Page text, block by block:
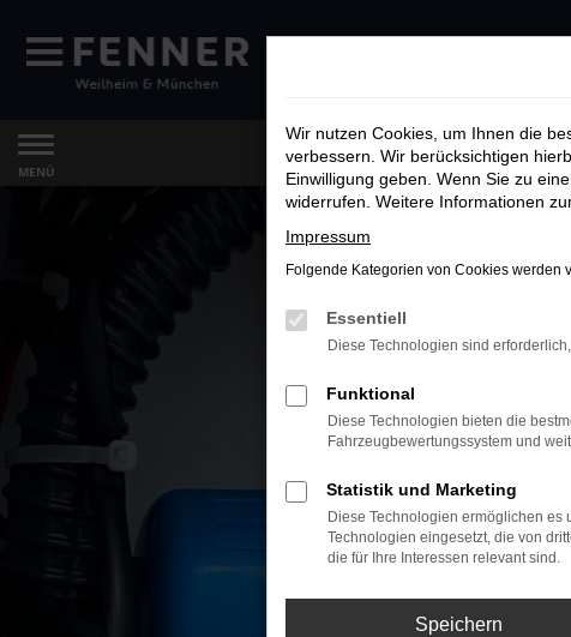
Zum
Hauptinhalt
springen
MENÜ
Wir nutzen Cookies, um Ihnen die
verbessern. Wir berücksichtigen
Einwilligung geben. Wenn Sie zu
widerrufen. Weitere Informationen
Impressum
Folgende Kategorien von Cookies werden
Essentiell
Diese Technologien sind
Funktional
Diese Technologien bieten die
Fahrzeugbewertungssystem und
Statistik und Marketing
Diese Technologien ermöglichen es
Technologien eingesetzt, die von
die für Ihre Interessen relevant sind.
Speichern